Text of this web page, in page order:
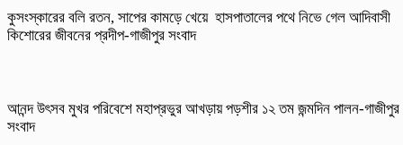
কুসংস্কারের বলি রতন, সাপের কামড়ে খেয়ে হাসপাতালের পথে নিভে গেল আদিবাসী
কিশোরের জীবনের প্রদীপ-গাজীপুর সংবাদ
আনন্দ উৎসব মুখর পরিবেশে মহাপ্রভুর আখড়ায় পড়শীর ১২ তম জন্মদিন পালন-গাজীপুর
সংবাদ